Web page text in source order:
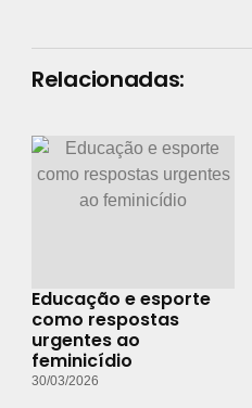
Relacionadas:
Educação e esporte
como respostas
urgentes ao
feminicídio
30/03/2026